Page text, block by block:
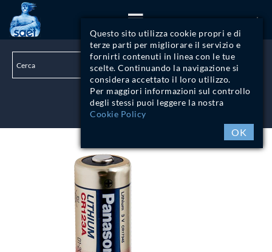
Questo sito utilizza cookie propri e di
terze parti per migliorare il servizio e
fornirti contenuti in linea con le tue
scelte. Continuando la navigazione si
considera accettato il loro utilizzo.
Per maggiori informazioni sul controllo
degli stessi puoi leggere la nostra
Cookie Policy
OK